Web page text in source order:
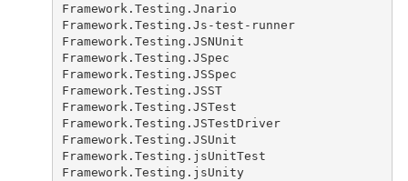
Framework.Testing.Jnario
Framework.Testing.Js-test-runner
Framework.Testing.JSNUnit
Framework.Testing.JSpec
Framework.Testing.JSSpec
Framework.Testing.JSST
Framework.Testing.JSTest
Framework.Testing.JSTestDriver
Framework.Testing.JSUnit
Framework.Testing.jsUnitTest
Framework.Testing.jsUnity